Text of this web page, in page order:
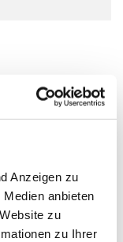
Anzeigen zu
anbieten
zu
zu Ihrer